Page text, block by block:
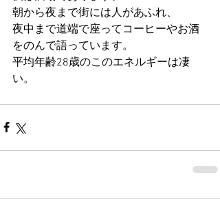
朝から夜まで街には人があふれ、
夜中まで道端で座ってコーヒーやお酒
をのんで語っています。
平均年齢28歳のこのエネルギーは凄
い。